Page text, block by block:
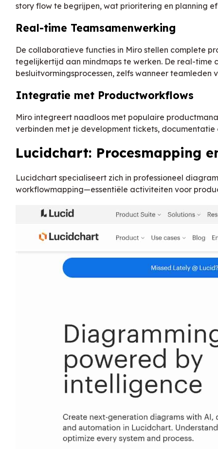
story flow te begrijpen, wat prioritering en planning
Real-time Teamsamenwerking
De collaboratieve functies in Miro stellen complete
tegelijkertijd aan mindmaps te werken. De real-time
besluitvormingsprocessen, zelfs wanneer teamleden
Integratie met Productworkflows
Miro integreert naadloos met populaire
verbinden met je development tickets,
Lucidchart: Procesmapping
Lucidchart specialiseert zich in professioneel
workflowmapping—essentiële activiteiten voor